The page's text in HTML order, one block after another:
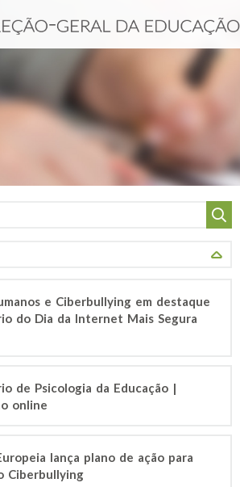
e Ciberbullying em destaque
do Dia da Internet Mais Segura
de Psicologia da Educação |
online
lança plano de ação para
Ciberbullying